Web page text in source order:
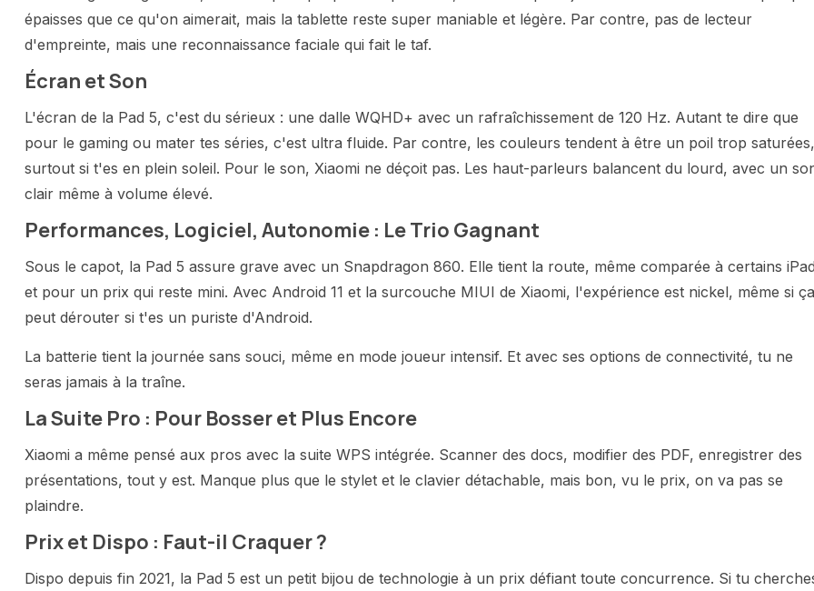
épaisses que ce qu'on aimerait, mais la tablette reste super maniable et légère. Par contre, pas de lecteur
d'empreinte, mais une reconnaissance faciale qui fait le taf.
Écran et Son
L'écran de la Pad 5, c'est du sérieux : une dalle WQHD+ avec un rafraîchissement de 120 Hz. Autant te dire que
pour le gaming ou mater tes séries, c'est ultra fluide. Par contre, les couleurs tendent à être un poil trop saturées,
surtout si t'es en plein soleil. Pour le son, Xiaomi ne déçoit pas. Les haut-parleurs balancent du lourd, avec un
clair même à volume élevé.
Performances, Logiciel, Autonomie : Le Trio Gagnant
Sous le capot, la Pad 5 assure grave avec un Snapdragon 860. Elle tient la route, même comparée à certains
et pour un prix qui reste mini. Avec Android 11 et la surcouche MIUI de Xiaomi, l'expérience est nickel, même si ça
peut dérouter si t'es un puriste d'Android.
La batterie tient la journée sans souci, même en mode joueur intensif. Et avec ses options de connectivité, tu ne
seras jamais à la traîne.
La Suite Pro : Pour Bosser et Plus Encore
Xiaomi a même pensé aux pros avec la suite WPS intégrée. Scanner des docs, modifier des PDF, enregistrer des
présentations, tout y est. Manque plus que le stylet et le clavier détachable, mais bon, vu le prix, on va pas se
plaindre.
Prix et Dispo : Faut-il Craquer ?
Dispo depuis fin 2021, la Pad 5 est un petit bijou de technologie à un prix défiant toute concurrence. Si tu